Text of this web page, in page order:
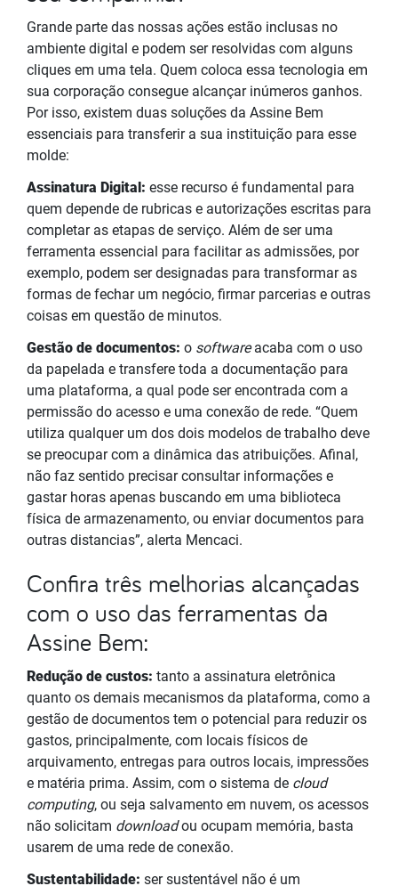
Grande parte das nossas ações estão inclusas no
ambiente digital e podem ser resolvidas com alguns
cliques em uma tela. Quem coloca essa tecnologia em
sua corporação consegue alcançar inúmeros ganhos.
Por isso, existem duas soluções da Assine Bem
essenciais para transferir a sua instituição para esse
molde:
Assinatura Digital: esse recurso é fundamental para
quem depende de rubricas e autorizações escritas para
completar as etapas de serviço. Além de ser uma
ferramenta essencial para facilitar as admissões, por
exemplo, podem ser designadas para transformar as
formas de fechar um negócio, firmar parcerias e outras
coisas em questão de minutos.
Gestão de documentos: o softwareacaba com o uso
da papelada e transfere toda a documentação para
uma plataforma, a qual pode ser encontrada com a
permissão do acesso e uma conexão de rede. “Quem
utiliza qualquer um dos dois modelos de trabalho deve
se preocupar com a dinâmica das atribuições. Afinal,
não faz sentido precisar consultar informações e
gastar horas apenas buscando em uma biblioteca
física de armazenamento, ou enviar documentos para
outras distancias”, alerta Mencaci.
Confira três melhorias alcançadas
com o uso das ferramentas da
Assine Bem:
Redução de custos: tanto a assinatura eletrônica
quanto os demais mecanismos da plataforma, como a
gestão de documentos tem o potencial para reduzir os
gastos, principalmente, com locais físicos de
arquivamento, entregas para outros locais, impressões
e matéria prima. Assim, com o sistema de cloud
computing, ou seja salvamento em nuvem, os acessos
não solicitam downloadou ocupam memória, basta
usarem de uma rede de conexão.
Sustentabilidade: ser sustentável não é um